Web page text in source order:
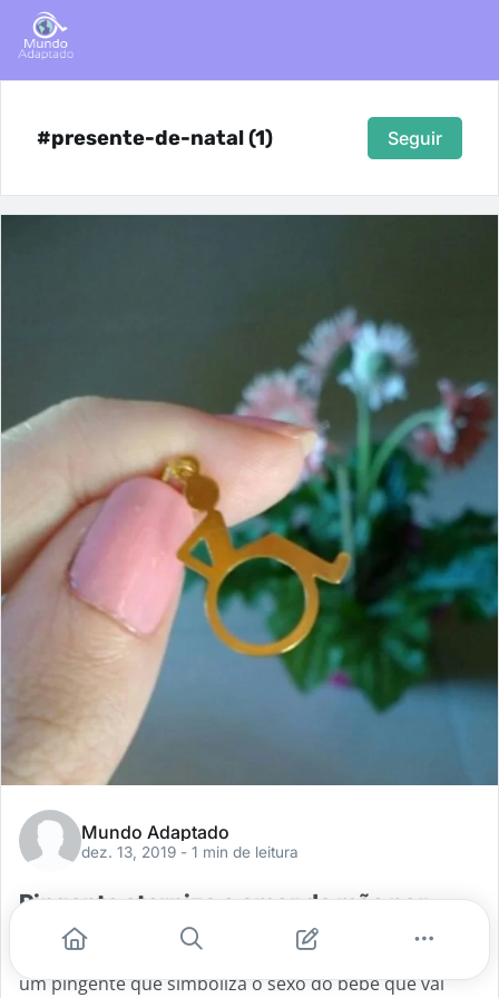
#presente-de-natal (1) Seguir
Mundo Adaptado
dez. 13, 2019 - 1 min de leitura
Pingente eterniza o amor de mãe por
filhos especiais
É bem tradicional no Brasil as mulheres receberem
um pingente que simboliza o sexo do bebê que vai